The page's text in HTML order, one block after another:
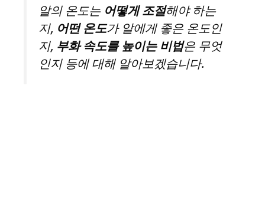
알의 온도는 어떻게 조절해야 하는
지, 어떤 온도가 알에게 좋은 온도인
지, 부화 속도를 높이는 비법은 무엇
인지 등에 대해 알아보겠습니다.